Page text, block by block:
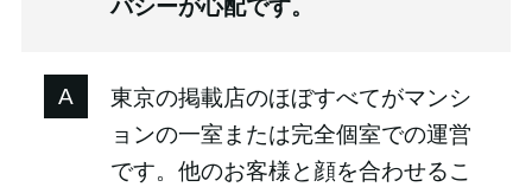
バシーが心配です。
東京の掲載店のほぼすべてがマンシ
ョンの一室または完全個室での運営
です。他のお客様と顔を合わせるこ